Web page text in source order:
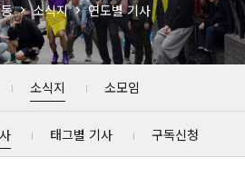
소식지 연도별 기사
소식지 소모임
태그별 기사 구독신청